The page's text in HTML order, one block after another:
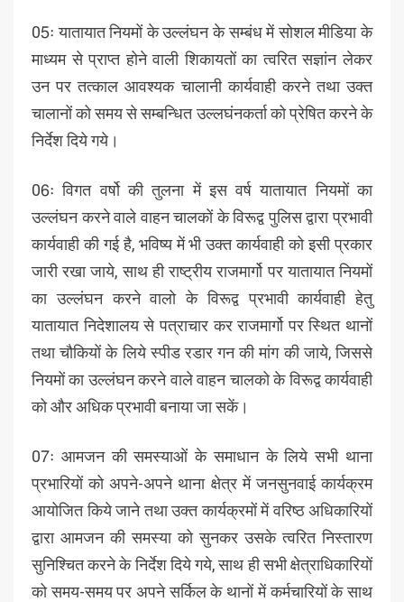
05ः यातायात नियमों के उल्लंघन के सम्बंध में सोशल मीडिया के
माध्यम से प्राप्त होने वाली शिकायतों का त्वरित सज्ञांन लेकर
उन पर तत्काल आवश्यक चालानी कार्यवाही करने तथा उक्त
चालानों को समय से सम्बन्धित उल्लघंनकर्ता को प्रेषित करने के
निर्देश दिये गये।
06ः विगत वर्षो की तुलना में इस वर्ष यातायात नियमों का
उल्लंघन करने वाले वाहन चालकों के विरूद्व पुलिस द्वारा प्रभावी
कार्यवाही की गई है, भविष्य में भी उक्त कार्यवाही को इसी प्रकार
जारी रखा जाये, साथ ही राष्ट्रीय राजमार्गो पर यातायात नियमों
का उल्लंघन करने वालो के विरूद्व प्रभावी कार्यवाही हेतु
यातायात निदेशालय से पत्राचार कर राजमार्गो पर स्थित थानों
तथा चौकियों के लिये स्पीड रडार गन की मांग की जाये, जिससे
नियमों का उल्लंघन करने वाले वाहन चालको के विरूद्व कार्यवाही
को और अधिक प्रभावी बनाया जा सकें।
07ः आमजन की समस्याओं के समाधान के लिये सभी थाना
प्रभारियों को अपने-अपने थाना क्षेत्र में जनसुनवाई कार्यक्रम
आयोजित किये जाने तथा उक्त कार्यक्रमों में वरिष्ठ अधिकारियों
द्वारा आमजन की समस्या को सुनकर उसके त्वरित निस्तारण
सुनिश्चित करने के निर्देश दिये गये, साथ ही सभी क्षेत्राधिकारियों
को समय-समय पर अपने सर्किल के थानों में कर्मचारियों के साथ